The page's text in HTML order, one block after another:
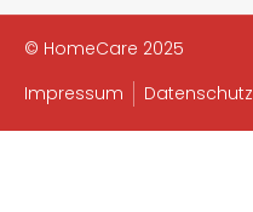
© HomeCare 2025
Impressum
Datenschutz